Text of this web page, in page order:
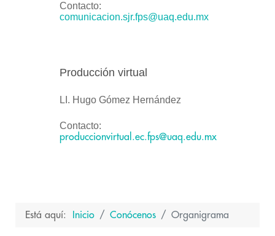
Contacto:
comunicacion.sjr.fps@uaq.edu.mx
Producción virtual
LI. Hugo Gómez Hernández
Contacto:
produccionvirtual.ec.fps@uaq.edu.mx
Está aquí: Inicio Conócenos Organigrama